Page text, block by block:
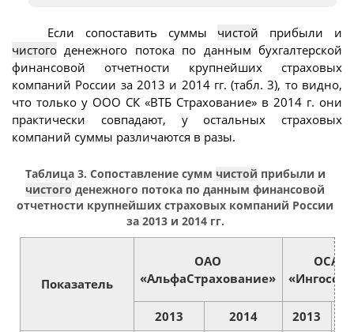
Если сопоставить суммы чистой прибыли и
чистого денежного потока по данным бухгалтерской
финансовой отчетности крупнейших страховых
компаний России за 2013 и 2014 гг. (табл. 3), то видно,
что только у ООО СК «ВТБ Страхование» в 2014 г. они
практически совпадают, у остальных страховых
компаний суммы различаются в разы.
Таблица 3. Сопоставление сумм чистой прибыли и
чистого денежного потока по данным финансовой
отчетности крупнейших страховых компаний России
за 2013 и 2014 гг.
Показатель
ОАО
«АльфаСтрахование»
ОСАО
2013 2014 2013